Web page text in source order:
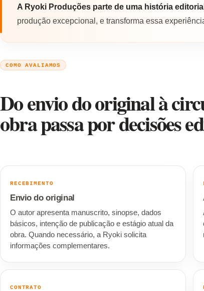
A Ryoki Produções parte de uma história
produção excepcional, e transforma essa
COMO AVALIAMOS
Do envio do original à
obra passa por decisões
RECEBIMENTO
Envio do original
O autor apresenta manuscrito, sinopse, dados
básicos, intenção de publicação e estágio atual da
obra. Quando necessário, a Ryoki solicita
informações complementares.
CONTRATO